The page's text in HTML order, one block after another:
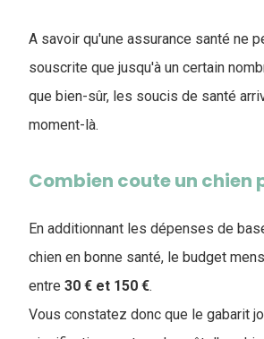
A savoir qu'une assurance santé ne
souscrite que jusqu'à un certain
que bien-sûr, les soucis de santé
moment-là.
Combien coute un chien
En additionnant les dépenses de
chien en bonne santé, le budget
entre 30 € et 150 €.
Vous constatez donc que le gabarit